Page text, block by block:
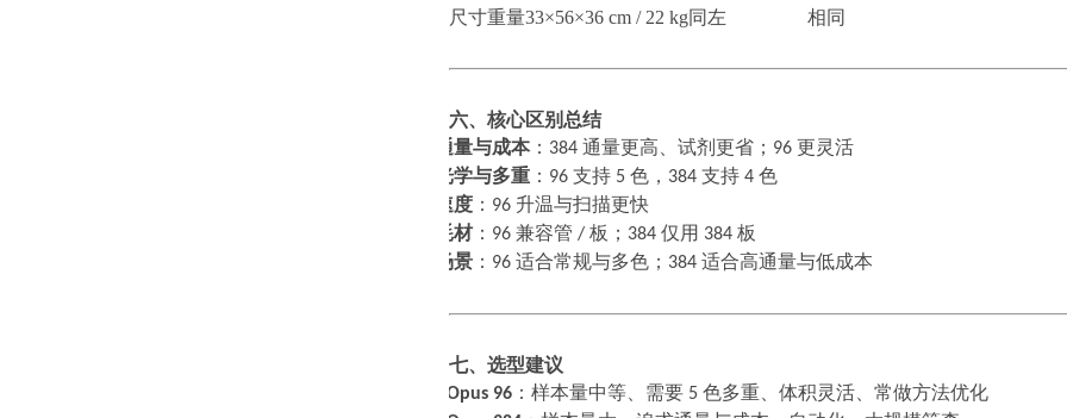
尺寸重量33×56×36 cm / 22 kg同左 相同
六、核心区别总结
通量与成本： 384 通量更高、试剂更省； 96 更灵活
光学与多重 ： 96 支持 5 色， 384 支持 4 色
速度 ： 96 升温与扫描更快
耗材： 96 兼容管 / 板； 384 仅用 384 板
场景 ： 96 适合常规与多色； 384 适合高通量与低成本
七、选型建议
Opus 96 ：样本量中等、需要 5 色多重、体积灵活、常做方法优化